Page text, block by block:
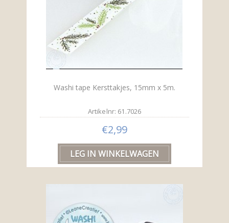
Washi tape Kersttakjes, 15mm x 5m.
Artikelnr: 61.7026
€2,99